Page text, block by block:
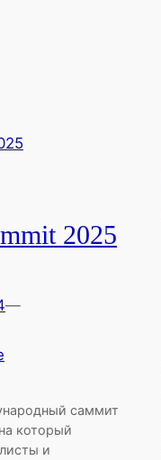
2025
—
саммит
который
и